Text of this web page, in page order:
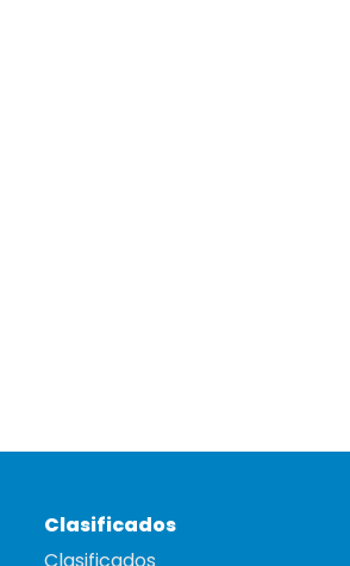
Clasificados
Clasificados